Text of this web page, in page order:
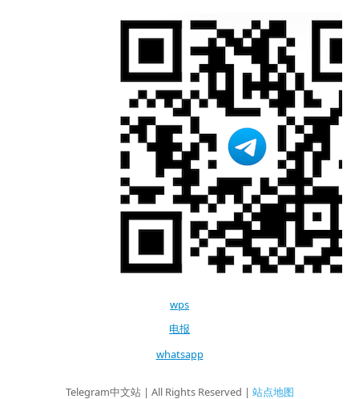
wps
电报
whatsapp
Telegram中文站 | All Rights Reserved | 站点地图